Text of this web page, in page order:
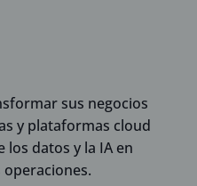
sus negocios
y plataformas cloud
datos y la IA en